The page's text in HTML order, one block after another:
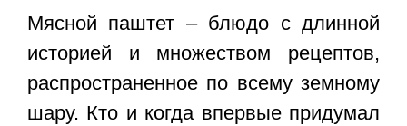
Мясной паштет – блюдо с длинной
историей и множеством рецептов,
распространенное по всему земному
шару. Кто и когда впервые придумал